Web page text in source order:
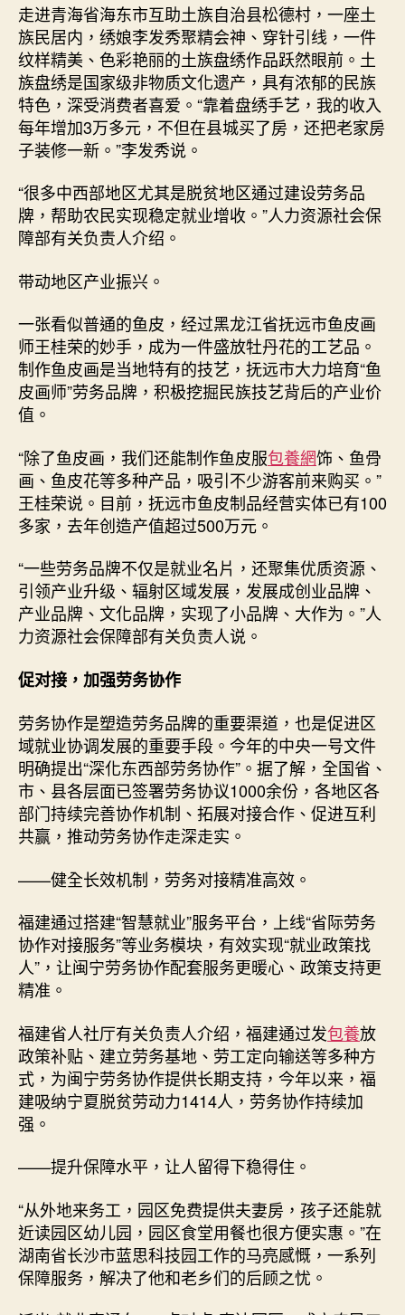
走进青海省海东市互助土族自治县松德村，一座土
族民居内，绣娘李发秀聚精会神、穿针引线，一件
纹样精美、色彩艳丽的土族盘绣作品跃然眼前。土
族盘绣是国家级非物质文化遗产，具有浓郁的民族
特色，深受消费者喜爱。“靠着盘绣手艺，我的收入
每年增加3万多元，不但在县城买了房，还把老家房
子装修一新。”李发秀说。
“很多中西部地区尤其是脱贫地区通过建设劳务品
牌，帮助农民实现稳定就业增收。”人力资源社会保
障部有关负责人介绍。
带动地区产业振兴。
一张看似普通的鱼皮，经过黑龙江省抚远市鱼皮画
师王桂荣的妙手，成为一件盛放牡丹花的工艺品。
制作鱼皮画是当地特有的技艺，抚远市大力培育“鱼
皮画师”劳务品牌，积极挖掘民族技艺背后的产业价
值。
“除了鱼皮画，我们还能制作鱼皮服包養網饰、鱼骨
画、鱼皮花等多种产品，吸引不少游客前来购买。”
王桂荣说。目前，抚远市鱼皮制品经营实体已有100
多家，去年创造产值超过500万元。
“一些劳务品牌不仅是就业名片，还聚集优质资源、
引领产业升级、辐射区域发展，发展成创业品牌、
产业品牌、文化品牌，实现了小品牌、大作为。”人
力资源社会保障部有关负责人说。
促对接，加强劳务协作
劳务协作是塑造劳务品牌的重要渠道，也是促进区
域就业协调发展的重要手段。今年的中央一号文件
明确提出“深化东西部劳务协作”。据了解，全国省、
市、县各层面已签署劳务协议1000余份，各地区各
部门持续完善协作机制、拓展对接合作、促进互利
共赢，推动劳务协作走深走实。
——健全长效机制，劳务对接精准高效。
福建通过搭建“智慧就业”服务平台，上线“省际劳务
协作对接服务”等业务模块，有效实现“就业政策找
人”，让闽宁劳务协作配套服务更暖心、政策支持更
精准。
福建省人社厅有关负责人介绍，福建通过发包養放
政策补贴、建立劳务基地、劳工定向输送等多种方
式，为闽宁劳务协作提供长期支持，今年以来，福
建吸纳宁夏脱贫劳动力1414人，劳务协作持续加
强。
——提升保障水平，让人留得下稳得住。
“从外地来务工，园区免费提供夫妻房，孩子还能就
近读园区幼儿园，园区食堂用餐也很方便实惠。”在
湖南省长沙市蓝思科技园工作的马亮感慨，一系列
保障服务，解决了他和老乡们的后顾之忧。